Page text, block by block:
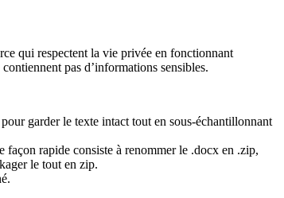
qui respectent la vie privée en fonctionnant
pas d’informations sensibles.
garder le texte intact tout en sous‑échantillonnant
rapide consiste à renommer le .docx en .zip,
le tout en zip.